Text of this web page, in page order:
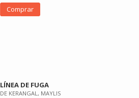
Comprar
LÍNEA DE FUGA
DE KERANGAL, MAYLIS